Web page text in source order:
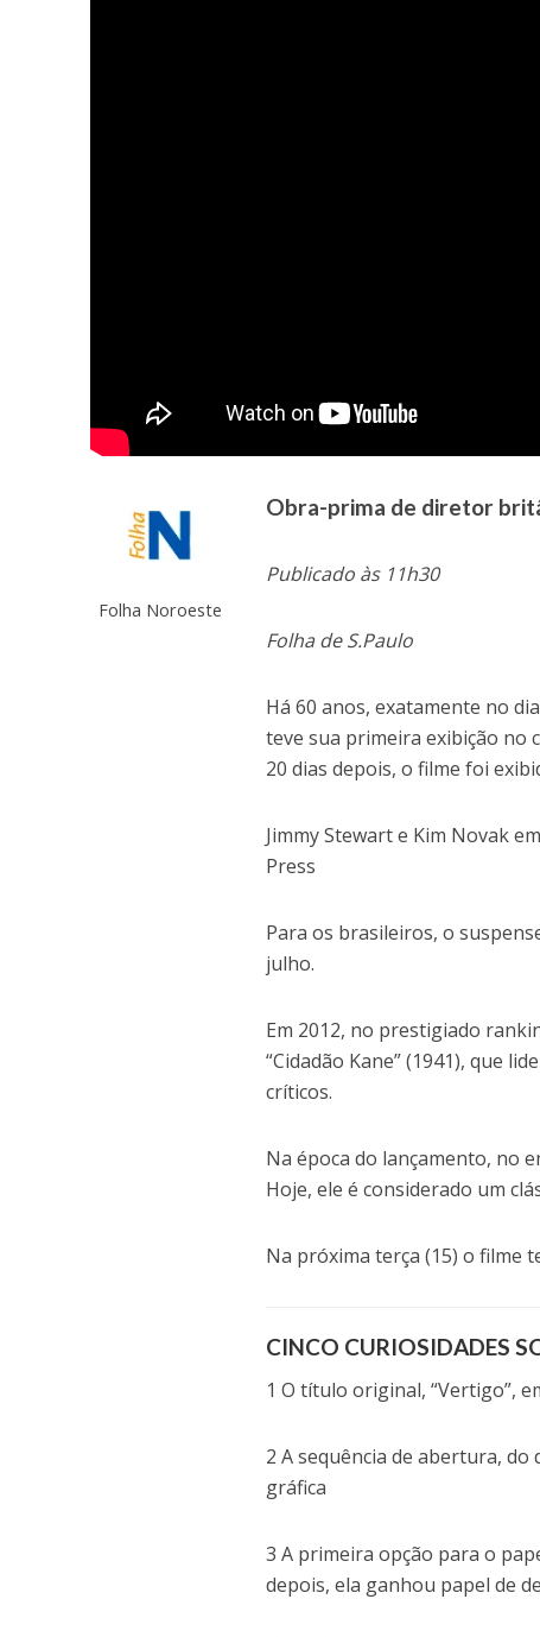
Folha Noroeste
Obra-prima de diretor
Publicado às 11h30
Folha de S.Paulo
Há 60 anos, exatamente no
teve sua primeira exibição no
20 dias depois, o filme foi
Jimmy Stewart e Kim Novak
Press
Para os brasileiros, o
julho.
Em 2012, no prestigiado
“Cidadão Kane” (1941), que
críticos.
Na época do lançamento, no
Hoje, ele é considerado um
Na próxima terça (15) o filme
CINCO CURIOSIDADES
1 O título original, “Vertigo”,
2 A sequência de abertura,
gráfica
3 A primeira opção para o
depois, ela ganhou papel de